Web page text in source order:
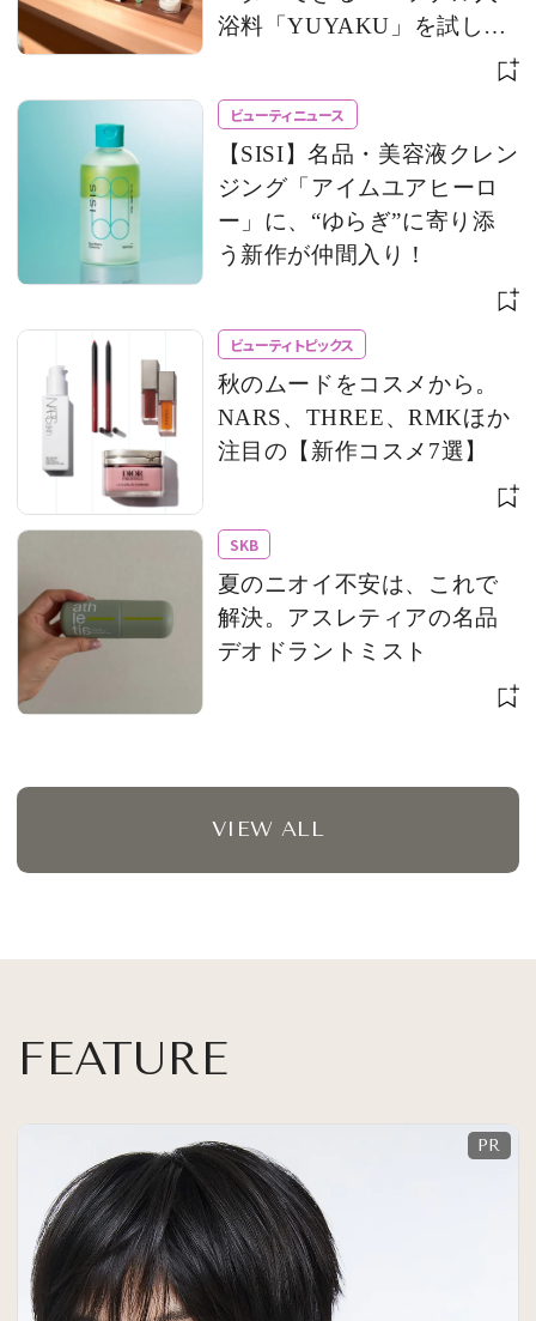
浴料「YUYAKU」を試して
ビューティニュース
【SISI】名品・美容液クレン
ジング「アイムユアヒーロ
ー」に、“ゆらぎ”に寄り添
う新作が仲間入り！
ビューティトピックス
秋のムードをコスメから。
NARS、THREE、RMKほか
注目の【新作コスメ7選】
SKB
夏のニオイ不安は、これで
解決。アスレティアの名品
デオドラントミスト
VIEW ALL
FEATURE